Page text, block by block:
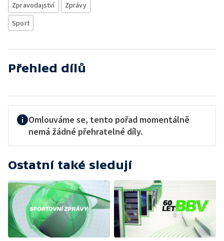
Zpravodajství
Zprávy
Sport
Přehled dílů
Omlouváme se, tento pořad momentálně
nemá žádné přehratelné díly.
Ostatní také sledují